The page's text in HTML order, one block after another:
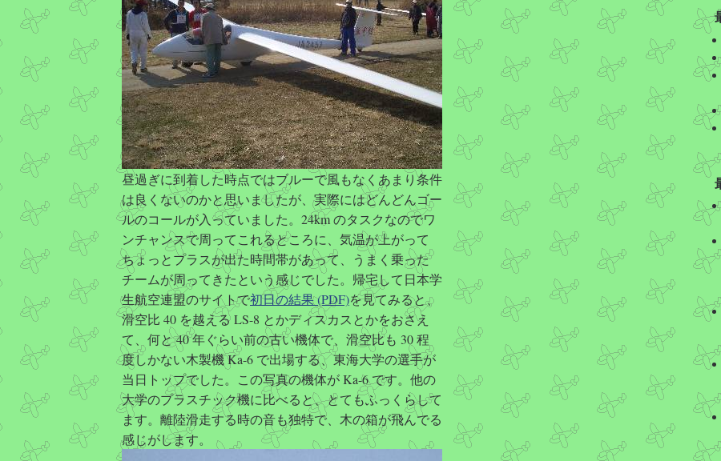
昼過ぎに到着した時点ではブルーで風もなくあまり条件
は良くないのかと思いましたが、実際にはどんどんゴー
ルのコールが入っていました。24km のタスクなのでワ
ンチャンスで周ってこれるところに、気温が上がって
ちょっとプラスが出た時間帯があって、うまく乗った
チームが周ってきたという感じでした。帰宅して日本学
生航空連盟のサイトで初日の結果 (PDF)を見てみると、
滑空比 40 を越える LS-8 とかディスカスとかをおさえ
て、何と 40 年ぐらい前の古い機体で、滑空比も 30 程
度しかない木製機 Ka-6 で出場する、東海大学の選手が
当日トップでした。この写真の機体が Ka-6 です。他の
大学のプラスチック機に比べると、とてもふっくらして
ます。離陸滑走する時の音も独特で、木の箱が飛んでる
感じがします。